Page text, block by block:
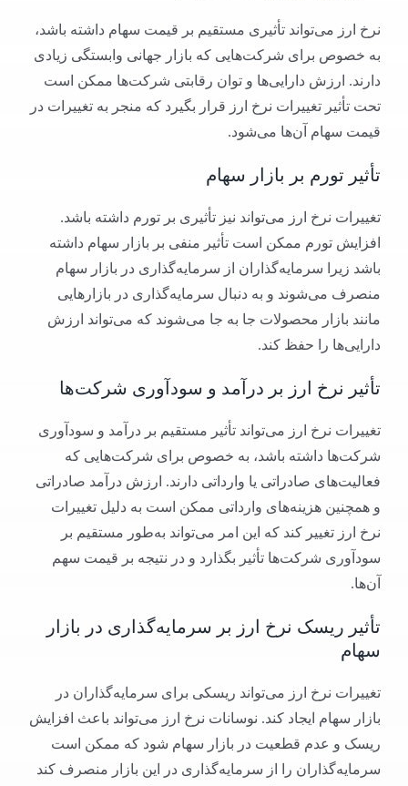
نرخ ارز می‌تواند تأثیری مستقیم بر قیمت سهام داشته باشد،
به خصوص برای شرکت‌هایی که بازار جهانی وابستگی زیادی
دارند. ارزش دارایی‌ها و توان رقابتی شرکت‌ها ممکن است
تحت تأثیر تغییرات نرخ ارز قرار بگیرد که منجر به تغییرات در
قیمت سهام آن‌ها می‌شود.
تأثیر تورم بر بازار سهام
تغییرات نرخ ارز می‌تواند نیز تأثیری بر تورم داشته باشد.
افزایش تورم ممکن است تأثیر منفی بر بازار سهام داشته
باشد زیرا سرمایه‌گذاران از سرمایه‌گذاری در بازار سهام
منصرف می‌شوند و به دنبال سرمایه‌گذاری در بازار‌هایی
مانند بازار محصولات جا به جا می‌شوند که می‌تواند ارزش
دارایی‌ها را حفظ کند.
تأثیر نرخ ارز بر درآمد و سودآوری شرکت‌ها
تغییرات نرخ ارز می‌تواند تأثیر مستقیم بر درآمد و سودآوری
شرکت‌ها داشته باشد، به خصوص برای شرکت‌هایی که
فعالیت‌های صادراتی یا وارداتی دارند. ارزش درآمد صادراتی
و همچنین هزینه‌های وارداتی ممکن است به دلیل تغییرات
نرخ ارز تغییر کند که این امر می‌تواند به‌طور مستقیم بر
سودآوری شرکت‌ها تأثیر بگذارد و در نتیجه بر قیمت سهم
آن‌ها.
تأثیر ریسک نرخ ارز بر سرمایه‌گذاری در بازار
سهام
تغییرات نرخ ارز می‌تواند ریسکی برای سرمایه‌گذاران در
بازار سهام ایجاد کند. نوسانات نرخ ارز می‌تواند باعث افزایش
ریسک و عدم قطعیت در بازار سهام شود که ممکن است
سرمایه‌گذاران را از سرمایه‌گذاری در این بازار منصرف کند